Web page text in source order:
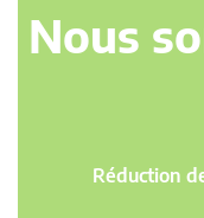
Nous
Réduction